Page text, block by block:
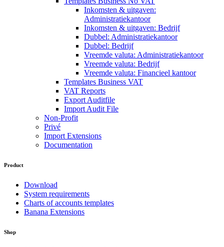
Inkomsten & uitgaven:
Administratiekantoor
Inkomsten & uitgaven: Bedrijf
Dubbel: Administratiekantoor
Dubbel: Bedrijf
Vreemde valuta: Administratiekantoor
Vreemde valuta: Bedrijf
Vreemde valuta: Financieel kantoor
Templates Business VAT
VAT Reports
Export Auditfile
Import Audit File
Non-Profit
Privé
Import Extensions
Documentation
Product
Download
System requirements
Charts of accounts templates
Banana Extensions
Shop